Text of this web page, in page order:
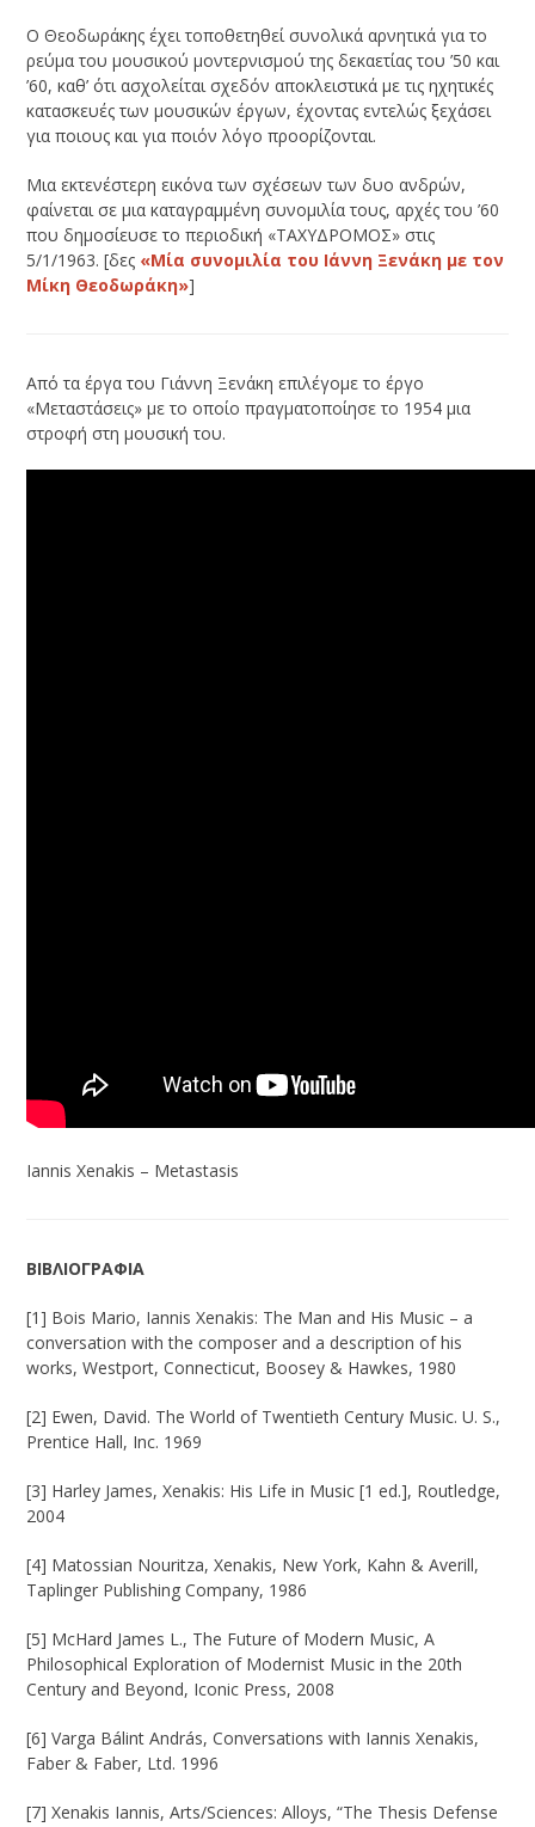
Ο Θεοδωράκης έχει τοποθετηθεί συνολικά αρνητικά για το
ρεύμα του μουσικού μοντερνισμού της δεκαετίας του ’50 και
’60, καθ’ ότι ασχολείται σχεδόν αποκλειστικά µε τις ηχητικές
κατασκευές των µουσικών έργων, έχοντας εντελώς ξεχάσει
για ποιους και για ποιόν λόγο προορίζονται.
Μια εκτενέστερη εικόνα των σχέσεων των δυο ανδρών,
φαίνεται σε μια καταγραμμένη συνομιλία τους, αρχές του ’60
που δημοσίευσε το περιοδική «ΤΑΧΥΔΡΟΜΟΣ» στις
5/1/1963. [δες «Μία συνομιλία του Ιάννη Ξενάκη με τον
Μίκη Θεοδωράκη»]
Από τα έργα του Γιάννη Ξενάκη επιλέγομε το έργο
«Μεταστάσεις» με το οποίο πραγματοποίησε το 1954 μια
στροφή στη μουσική του.
Iannis Xenakis – Metastasis
ΒΙΒΛΙΟΓΡΑΦΙΑ
[1] Bois Mario, Iannis Xenakis: The Man and His Music – a
conversation with the composer and a description of his
works, Westport, Connecticut, Boosey & Hawkes, 1980
[2] Ewen, David. The World of Twentieth Century Music. U. S.,
Prentice Hall, Inc. 1969
[3] Harley James, Xenakis: His Life in Music [1 ed.], Routledge,
2004
[4] Matossian Nouritza, Xenakis, New York, Kahn & Averill,
Taplinger Publishing Company, 1986
[5] McHard James L., The Future of Modern Music, A
Philosophical Exploration of Modernist Music in the 20th
Century and Beyond, Iconic Press, 2008
[6] Varga Bálint András, Conversations with Iannis Xenakis,
Faber & Faber, Ltd. 1996
[7] Xenakis Iannis, Arts/Sciences: Alloys, “The Thesis Defense